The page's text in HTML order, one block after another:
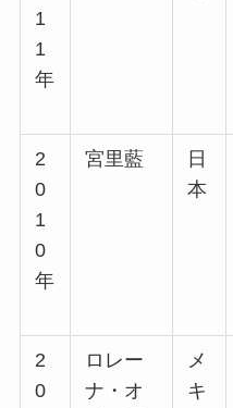
1
1
年
2
0
1
0
年
宮里藍
日
本
2
0
ロレー
ナ・オ
メ
キ